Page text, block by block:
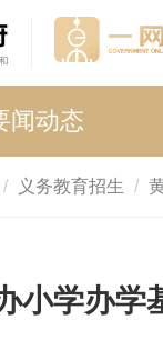
闻动态
义务教育招生
小学办学